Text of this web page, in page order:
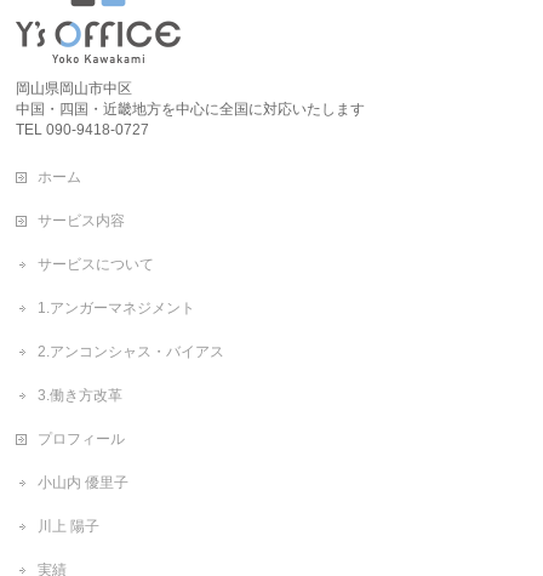
岡山県岡山市中区
中国・四国・近畿地方を中心に全国に対応いたします
TEL 090-9418-0727
ホーム
サービス内容
サービスについて
1.アンガーマネジメント
2.アンコンシャス・バイアス
3.働き方改革
プロフィール
小山内 優里子
川上 陽子
実績